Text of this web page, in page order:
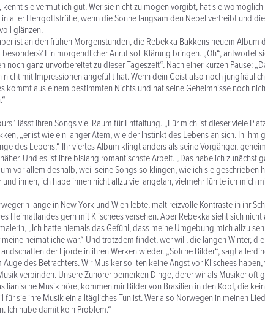
kennt sie vermutlich gut. Wer sie nicht zu mögen vorgibt, hat sie
aller Herrgottsfrühe, wenn die Sonne langsam den Nebel vertreibt und
glänzen.
ist an den frühen Morgenstunden, die Rebekka Bakkens neuem Album
Ein morgendlicher Anruf soll Klärung bringen. „Oh“, antwortet
noch ganz unvorbereitet zu dieser Tageszeit“. Nach einer kurzen Pause:
nicht mit Impressionen angefüllt hat. Wenn dein Geist also noch
kommt aus einem bestimmten Nichts und hat seine Geheimnisse noch
lässt ihren Songs viel Raum für Entfaltung. „Für mich ist dieser viele
„er ist wie ein langer Atem, wie der Instinkt des Lebens an sich. In ihm
des Lebens.“ Ihr viertes Album klingt anders als seine Vorgänger,
Und es ist ihre bislang romantischste Arbeit. „Das habe ich zunächst
vor allem deshalb, weil seine Songs so klingen, wie ich sie geschrieben
und ihnen, ich habe ihnen nicht allzu viel angetan, vielmehr fühlte ich mich
lange in New York und Wien lebte, malt reizvolle Kontraste in ihr
Heimatlandes gern mit Klischees versehen. Aber Rebekka sieht sich
„Ich hatte niemals das Gefühl, dass meine Umgebung mich allzu
heimatliche war.“ Und trotzdem findet, wer will, die langen Winter,
der Fjorde in ihren Werken wieder. „Solche Bilder“, sagt
Auge des Betrachters. Wir Musiker sollten keine Angst vor Klischees
verbinden. Unsere Zuhörer bemerken Dinge, derer wir als Musiker oft
Musik höre, kommen mir Bilder von Brasilien in den Kopf, die
für sie ihre Musik ein alltägliches Tun ist. Wer also Norwegen in meinen
Ich habe damit kein Problem.“